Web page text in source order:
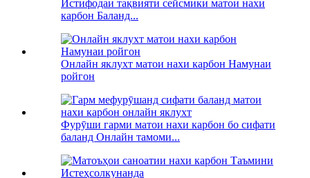
Истифодаи тақвияти сейсмикӣ матои нахи
карбон Баланд...
Онлайн яклухт матои нахи карбон Намунаи
ройгон
Фурӯши гарми матои нахи карбон бо сифати
баланд Онлайн тамоми...